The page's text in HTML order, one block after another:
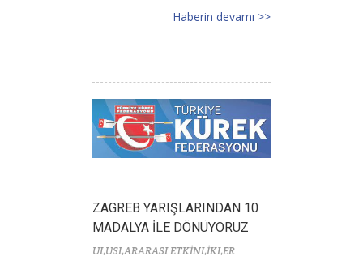
Haberin devamı >>
ZAGREB YARIŞLARINDAN 10
MADALYA İLE DÖNÜYORUZ
ULUSLARARASI ETKİNLİKLER